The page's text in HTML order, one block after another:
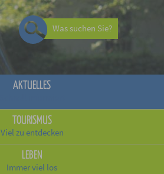
Was suchen Sie?
AKTUELLES
TOURISMUS
Viel zu entdecken
LEBEN
Immer viel los